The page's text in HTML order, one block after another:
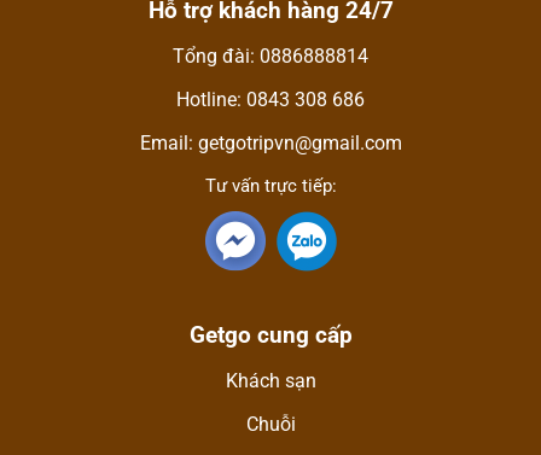
Hỗ trợ khách hàng 24/7
Tổng đài: 0886888814
Hotline: 0843 308 686
Email: getgotripvn@gmail.com
Tư vấn trực tiếp:
Getgo cung cấp
Khách sạn
Chuỗi